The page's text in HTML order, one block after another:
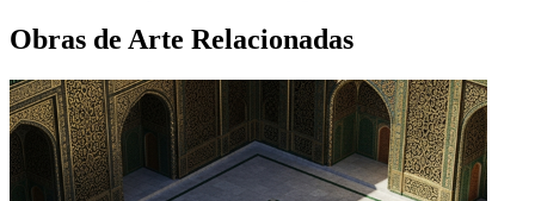
Obras de Arte Relacionadas